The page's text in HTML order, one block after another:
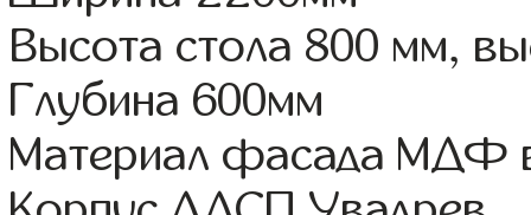
Высота стола 800 мм,
Глубина 600мм
Материал фасада МДФ